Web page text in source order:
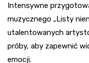
Intensywne
muzycznego „Listy
utalentowanych
próby, aby zapewnić
emocji.